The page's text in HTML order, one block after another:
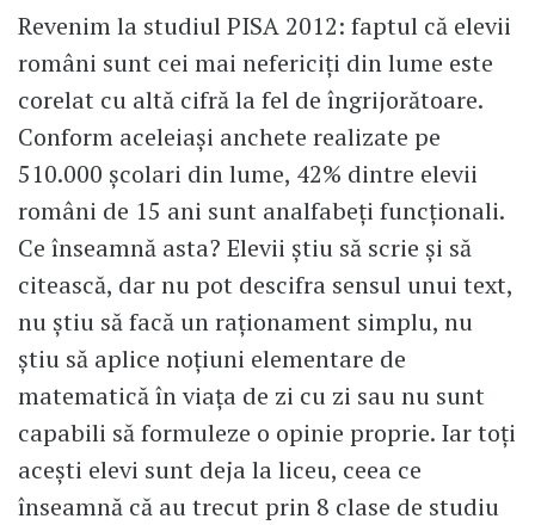
Revenim la studiul PISA 2012: faptul că elevii
români sunt cei mai nefericiți din lume este
corelat cu altă cifră la fel de îngrijorătoare.
Conform aceleiași anchete realizate pe
510.000 școlari din lume, 42% dintre elevii
români de 15 ani sunt analfabeți funcționali.
Ce înseamnă asta? Elevii știu să scrie și să
citească, dar nu pot descifra sensul unui text,
nu știu să facă un raționament simplu, nu
știu să aplice noțiuni elementare de
matematică în viața de zi cu zi sau nu sunt
capabili să formuleze o opinie proprie. Iar toți
acești elevi sunt deja la liceu, ceea ce
înseamnă că au trecut prin 8 clase de studiu